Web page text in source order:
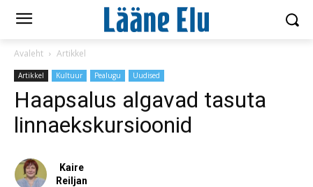
Avaleht Artikkel
Artikkel Kultuur Pealugu Uudised
Haapsalus algavad tasuta
linnaekskursioonid
Kaire
Reiljan